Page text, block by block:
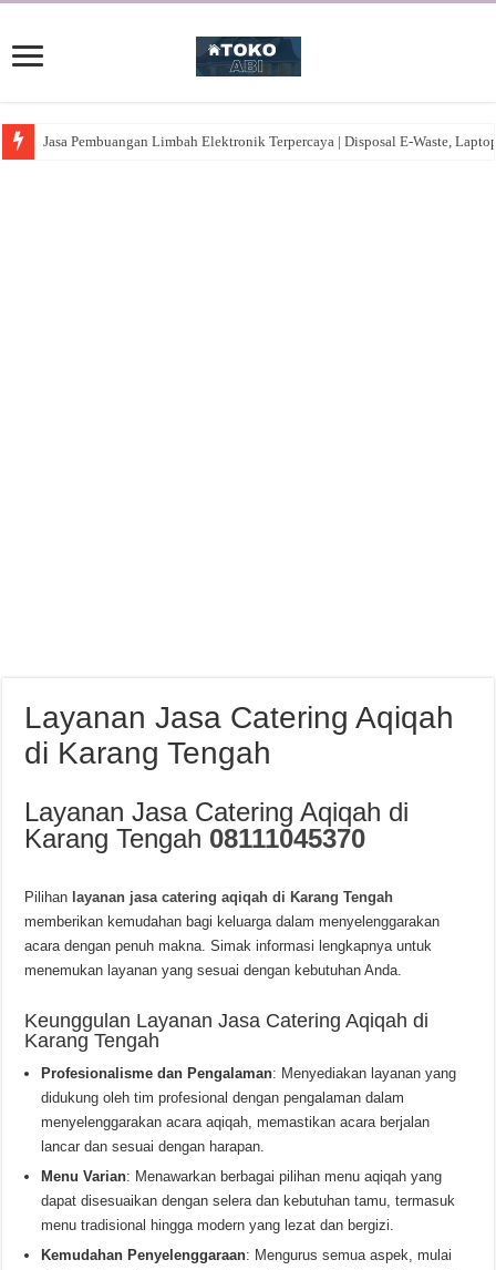
Jasa Pembuangan Limbah Elektronik Terpercaya | Disposal E-Waste,
Layanan Jasa Catering Aqiqah
di Karang Tengah
Layanan Jasa Catering Aqiqah di
Karang Tengah 08111045370
Pilihan layanan jasa catering aqiqah di Karang Tengah
memberikan kemudahan bagi keluarga dalam menyelenggarakan
acara dengan penuh makna. Simak informasi lengkapnya untuk
menemukan layanan yang sesuai dengan kebutuhan Anda.
Keunggulan Layanan Jasa Catering Aqiqah di
Karang Tengah
Profesionalisme dan Pengalaman: Menyediakan layanan yang
didukung oleh tim profesional dengan pengalaman dalam
menyelenggarakan acara aqiqah, memastikan acara berjalan
lancar dan sesuai dengan harapan.
Menu Varian: Menawarkan berbagai pilihan menu aqiqah yang
dapat disesuaikan dengan selera dan kebutuhan tamu, termasuk
menu tradisional hingga modern yang lezat dan bergizi.
Kemudahan Penyelenggaraan: Mengurus semua aspek, mulai